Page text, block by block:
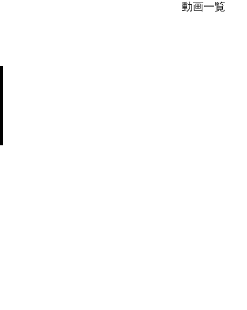
動画一覧